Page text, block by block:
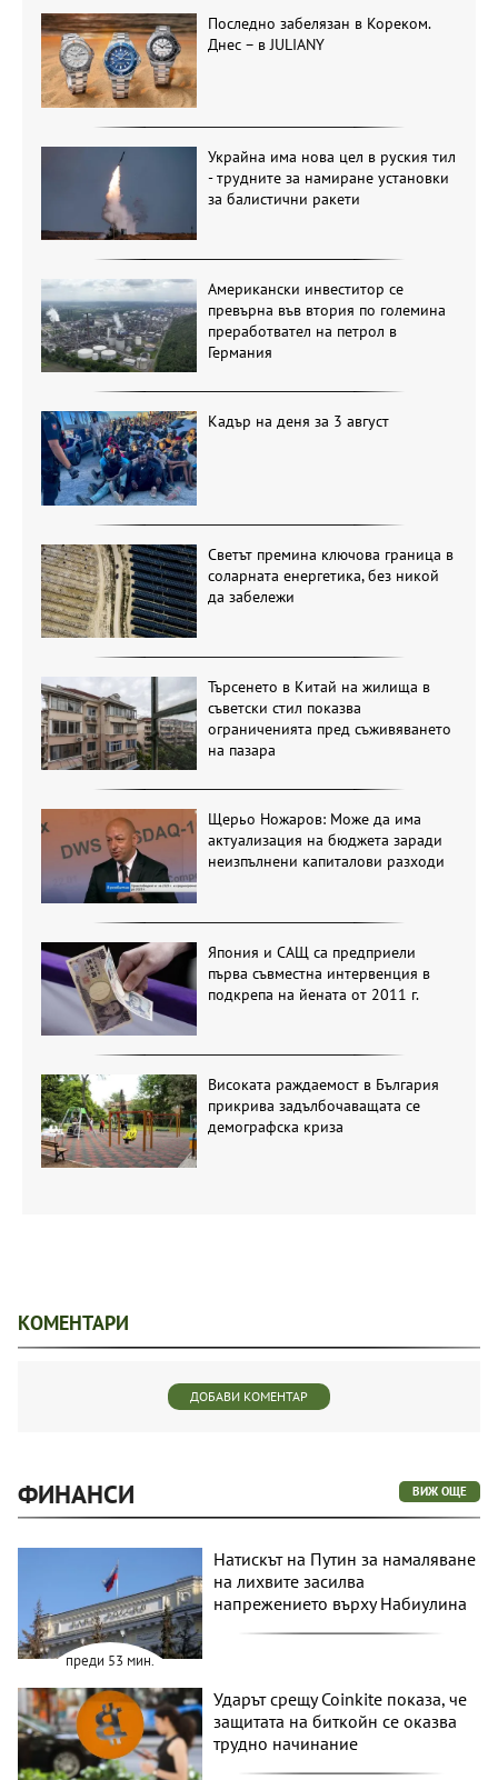
Последно забелязан в Кореком.
Днес – в JULIANY
Украйна има нова цел в руския тил
- трудните за намиране установки
за балистични ракети
Американски инвеститор се
превърна във втория по големина
преработвател на петрол в
Германия
Кадър на деня за 3 август
Светът премина ключова граница в
соларната енергетика, без никой
да забележи
Търсенето в Китай на жилища в
съветски стил показва
ограниченията пред съживяването
на пазара
Щерьо Ножаров: Може да има
актуализация на бюджета заради
неизпълнени капиталови разходи
Япония и САЩ са предприели
първа съвместна интервенция в
подкрепа на йената от 2011 г.
Високата раждаемост в България
прикрива задълбочаващата се
демографска криза
КОМЕНТАРИ
ДОБАВИ КОМЕНТАР
ФИНАНСИ ВИЖ ОЩЕ
преди 53 мин.
Натискът на Путин за намаляване
на лихвите засилва
напрежението върху Набиулина
Ударът срещу Coinkite показа, че
защитата на биткойн се оказва
трудно начинание